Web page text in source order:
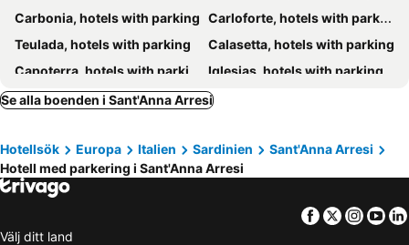
Carbonia, hotels with parking Carloforte, hotels with parking
Teulada, hotels with parking
Calasetta, hotels with parking
Capoterra, hotels with parking
Iglesias, hotels with parking
Portoscuso, hotels with parking
Elmas, hotels with parking
Gonnesa, hotels with parking
Piscinas, hotels with parking
Giba, hotels with parking
Masainas, hotels with parking
Sarroch, hotels with parking
Buggerru, hotels with parking
Villamassargia, hotels with parking
Se alla boenden i Sant'Anna Arresi
Hotellsök Europa Italien Sardinien
Sant'Anna Arresi
Hotell med parkering i Sant'Anna Arresi
Facebook
Twitter
Välj ditt land